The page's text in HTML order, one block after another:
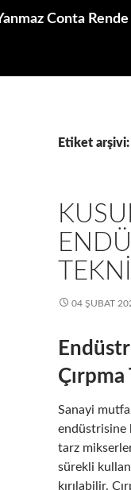
Conta
Etiket
04 ŞUBAT
Çırpma
Sanayi
endüstrisine
tarz
sürekli
kırılabilir.